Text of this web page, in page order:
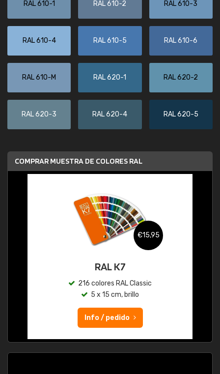
RAL 610-1 RAL 610-2 RAL 610-3
RAL 610-4 RAL 610-5 RAL 610-6
RAL 610-M RAL 620-1 RAL 620-2
RAL 620-3 RAL 620-4 RAL 620-5
COMPRAR MUESTRA DE COLORES RAL
€15,95
RAL K7
216 colores RAL Classic
5 x 15 cm, brillo
Info / pedido